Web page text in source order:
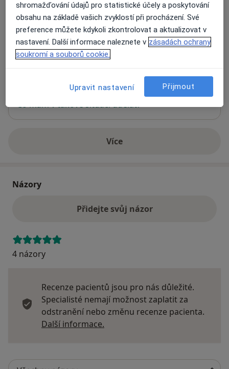
Praktický lékař pro děti a dorost
Dukelská 456, Jeseník79001
Přiblížit mapu
Na této adrese online kalendář není aktivní
Co mám v takové situaci udělat?
Víceo adrese
Názory
Přidejte svůj názor
4 názory
Recenze pacientů jsou pro nás důležité.
Specialisté nemají možnost zaplatit za
odstranění nebo změnu recenze pacienta.
Další informace.
shromažďování údajů pro statistické účely a poskytování
obsahu na základě vašich zvyklostí při procházení. Své
preference můžete kdykoli zkontrolovat a aktualizovat v
nastavení. Další informace naleznete v zásadách ochrany
soukromí a souborů cookie.
Upravit nastavení Přijmout